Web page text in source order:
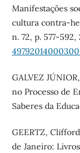
Manifestações
cultura contra-
n. 72, p. 577-592,
GALVEZ
no Processo de
Saberes da
GEERTZ,
de Janeiro: